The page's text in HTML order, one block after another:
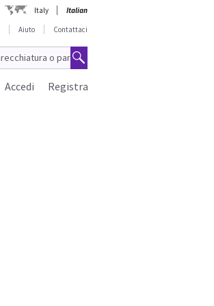
Italy
Italian
Aiuto Contattaci
Registra
Accedi